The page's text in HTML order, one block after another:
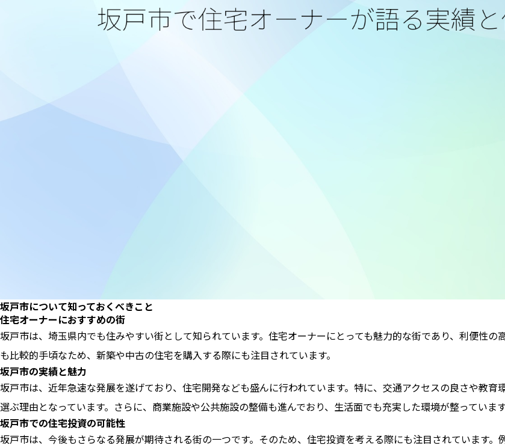
坂戸市について知っておくべきこと
住宅オーナーにおすすめの街
坂戸市は、埼玉県内でも住みやすい街として知られています。住宅オーナーにとっても魅力的な街であり、利便性
も比較的手頃なため、新築や中古の住宅を購入する際にも注目されています。
坂戸市の実績と魅力
坂戸市は、近年急速な発展を遂げており、住宅開発なども盛んに行われています。特に、交通アクセスの良さや教
選ぶ理由となっています。さらに、商業施設や公共施設の整備も進んでおり、生活面でも充実した環境が整っています
坂戸市での住宅投資の可能性
坂戸市は、今後もさらなる発展が期待される街の一つです。そのため、住宅投資を考える際にも注目されています。